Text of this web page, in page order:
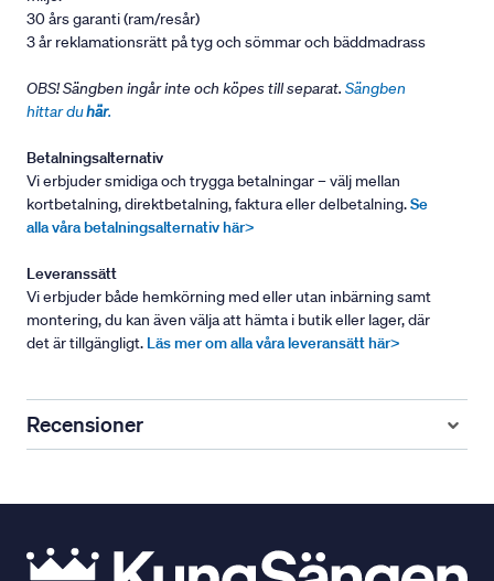
30 års garanti (ram/resår)
3 år reklamationsrätt på tyg och sömmar och bäddmadrass
OBS! Sängben ingår inte och köpes till separat. Sängben
hittar duhär.
Betalningsalternativ
Vi erbjuder smidiga och trygga betalningar – välj mellan
kortbetalning, direktbetalning, faktura eller delbetalning.Se
alla våra betalningsalternativ här>
Leveranssätt
Vi erbjuder både hemkörning med eller utan inbärning samt
montering, du kan även välja att hämta i butik eller lager, där
det är tillgängligt. Läs mer om alla våra leveransätt här>
Recensioner